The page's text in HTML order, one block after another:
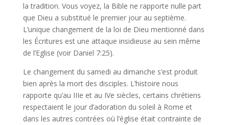
la tradition. Vous voyez, la Bible ne rapporte nulle part
que Dieu a substitué le premier jour au septième.
L’unique changement de la loi de Dieu mentionné dans
les Écritures est une attaque insidieuse au sein même
de l’Eglise (voir Daniel 7:25).
Le changement du samedi au dimanche s’est produit
bien après la mort des disciples. L’histoire nous
rapporte qu’au IIIe et au IVe siècles, certains chrétiens
respectaient le jour d’adoration du soleil à Rome et
dans les autres contrées où l’église était contrainte de